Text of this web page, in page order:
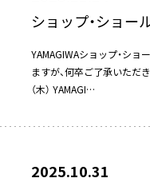
ショップ・ショー
YAMAGIWAショップ・シ
ますが、何卒ご了承いただ
（木） YAMAGI…
2025.10.31